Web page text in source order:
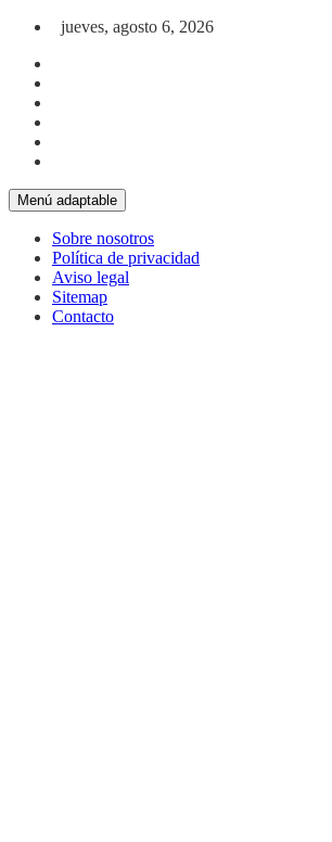
Saltar al contenido
jueves, agosto 6, 2026
Menú adaptable
Sobre nosotros
Política de privacidad
Aviso legal
Sitemap
Contacto